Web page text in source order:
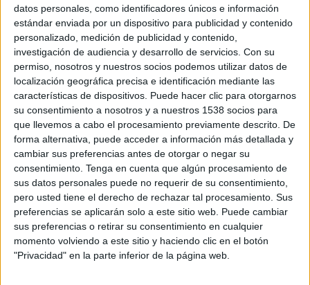
datos personales, como identificadores únicos e información
estándar enviada por un dispositivo para publicidad y contenido
personalizado, medición de publicidad y contenido,
investigación de audiencia y desarrollo de servicios. Con su
permiso, nosotros y nuestros socios podemos utilizar datos de
localización geográfica precisa e identificación mediante las
características de dispositivos. Puede hacer clic para otorgarnos
su consentimiento a nosotros y a nuestros 1538 socios para
que llevemos a cabo el procesamiento previamente descrito. De
forma alternativa, puede acceder a información más detallada y
cambiar sus preferencias antes de otorgar o negar su
consentimiento. Tenga en cuenta que algún procesamiento de
sus datos personales puede no requerir de su consentimiento,
pero usted tiene el derecho de rechazar tal procesamiento. Sus
preferencias se aplicarán solo a este sitio web. Puede cambiar
sus preferencias o retirar su consentimiento en cualquier
momento volviendo a este sitio y haciendo clic en el botón
"Privacidad" en la parte inferior de la página web.
Jueves, 04/04/2024
02:10
Copa Argentina
1/32 de Final
CA Huracán
Villa Mitre
Fanatiz (Ver en directo)
Miércoles, 23/08/2023
19:00
Copa Argentina
1/8 de final
Villa Mitre
Chaco For Ever
Fanatiz (Ver en directo)